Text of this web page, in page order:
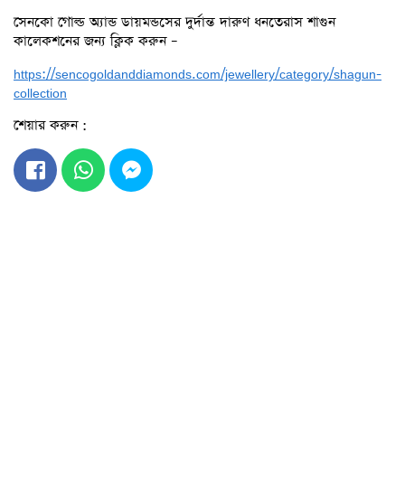
সেনকো গোল্ড অ্যান্ড ডায়মন্ডসের দুর্দান্ত দারুণ ধনতেরাস শাগুন
কালেকশনের জন্য ক্লিক করুন –
https://sencogoldanddiamonds.com/jewellery/category/shagun-
collection
শেয়ার করুন :